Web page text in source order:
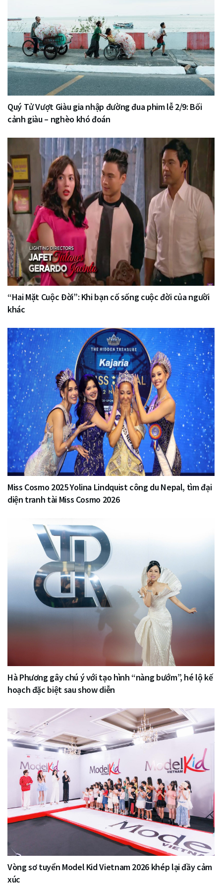
Quý Tử Vượt Giàu gia nhập đường đua phim lễ 2/9: Bối
cảnh giàu – nghèo khó đoán
“Hai Mặt Cuộc Đời”: Khi bạn cố sống cuộc đời của người
khác
Miss Cosmo 2025 Yolina Lindquist công du Nepal, tìm đại
diện tranh tài Miss Cosmo 2026
Hà Phương gây chú ý với tạo hình “nàng bướm”, hé lộ kế
hoạch đặc biệt sau show diễn
Vòng sơ tuyển Model Kid Vietnam 2026 khép lại đầy cảm
xúc